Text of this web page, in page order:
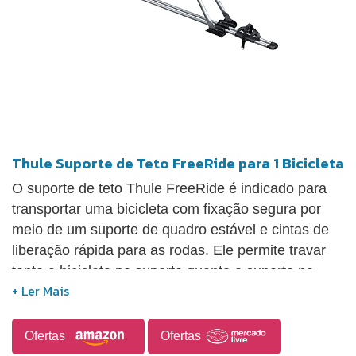
Thule Suporte de Teto FreeRide para 1 Bicicleta
O suporte de teto Thule FreeRide é indicado para
transportar uma bicicleta com fixação segura por
meio de um suporte de quadro estável e cintas de
liberação rápida para as rodas. Ele permite travar
tanto a bicicleta no suporte quanto o suporte no
rack de teto, com travas incluídas. Suporta
quadros arredondados de 22 a 70 mm e ovais de
Ofertas Ofertas